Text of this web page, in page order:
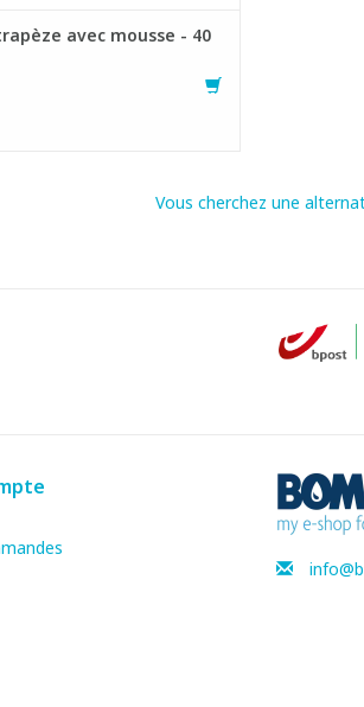
avec mousse - 40
Vous cherchez une